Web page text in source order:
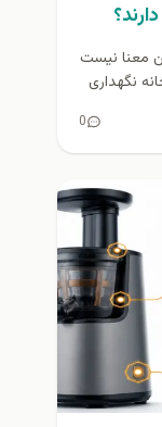
معنا نیست
نگهداری
0